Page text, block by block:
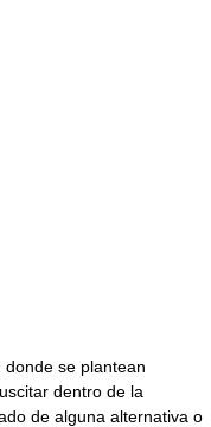
se plantean
dentro de la
de alguna alternativa o